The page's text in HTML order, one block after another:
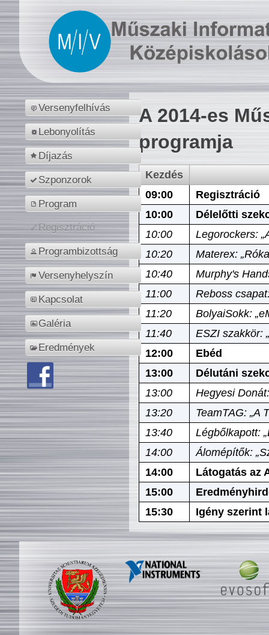
Versenyfelhívás
Lebonyolítás
Díjazás
Szponzorok
Program
Regisztráció
Programbizottság
Versenyhelyszín
Kapcsolat
Galéria
Eredmények
A 2014-es
programja
Kezdés
09:00
Regisztráció
10:00
Délelőtti
10:00
Legorockers:
10:20
Materex:
10:40
Murphy's
11:00
Reboss
11:20
BolyaiSokk:
11:40
ESZI szakkör:
12:00
Ebéd
13:00
Délutáni
13:00
Hegyesi
13:20
TeamTAG: „A
13:40
Légbőlkapott:
14:00
Álomépítők:
14:00
Látogatás az
15:00
15:30
Igény szerint